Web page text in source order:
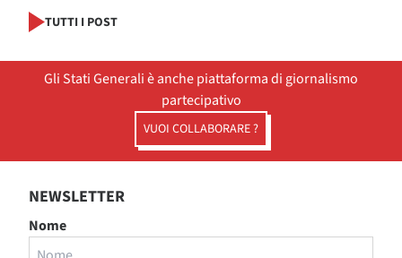
TUTTI I POST
Gli Stati Generali è anche piattaforma di giornalismo
partecipativo
VUOI COLLABORARE ?
NEWSLETTER
Nome